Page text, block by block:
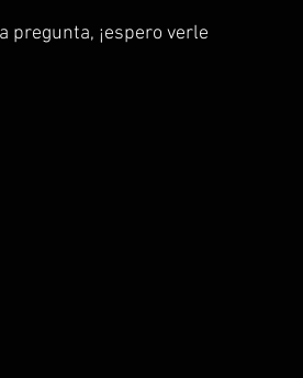
pregunta, ¡espero verle